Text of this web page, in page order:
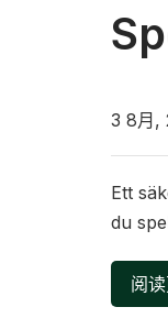
3 8月,
Ett
du
阅